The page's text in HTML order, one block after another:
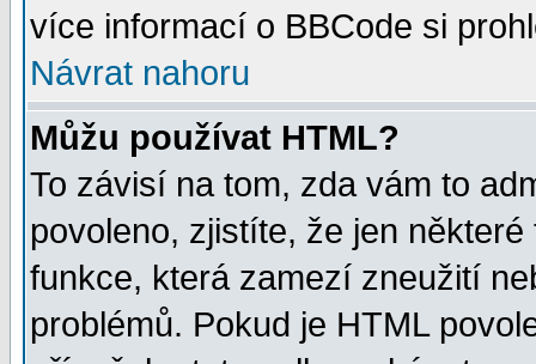
více informací o BBCode si
Návrat nahoru
Můžu používat HTML?
To závisí na tom, zda vám to
povoleno, zjistíte, že jen
funkce, která zamezí zneužití
problémů. Pokud je HTML